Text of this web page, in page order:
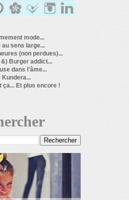
mode...
sens large...
(non perdues)...
Burger addict...
dans l'âme...
Kundera...
ça... Et plus encore !